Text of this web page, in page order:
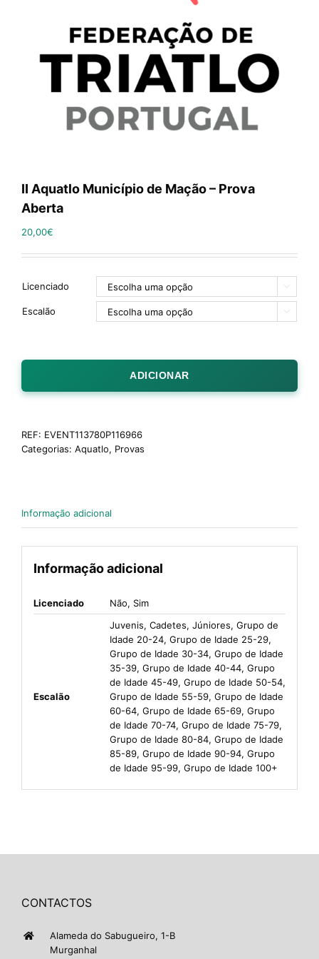
II Aquatlo Município de Mação – Prova
Aberta
20,00€
Licenciado 
Escalão 
ADICIONAR
REF: EVENT113780P116966
Categorias: Aquatlo, Provas
Informação adicional
Informação adicional
Licenciado Não, Sim
Escalão
Juvenis, Cadetes, Júniores, Grupo de
Idade 20-24, Grupo de Idade 25-29,
Grupo de Idade 30-34, Grupo de Idade
35-39, Grupo de Idade 40-44, Grupo
de Idade 45-49, Grupo de Idade 50-54,
Grupo de Idade 55-59, Grupo de Idade
60-64, Grupo de Idade 65-69, Grupo
de Idade 70-74, Grupo de Idade 75-79,
Grupo de Idade 80-84, Grupo de Idade
85-89, Grupo de Idade 90-94, Grupo
de Idade 95-99, Grupo de Idade 100+
CONTACTOS
Alameda do Sabugueiro, 1-B
Murganhal